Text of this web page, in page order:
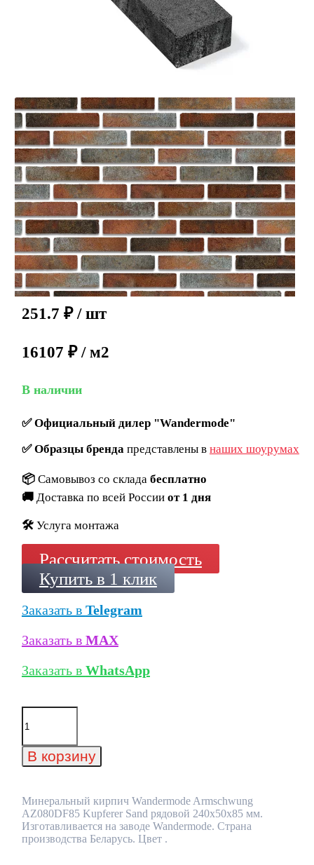
251.7 ₽ / шт
16107 ₽ / м2
В наличии
✅Официальный дилер "Wandermode"
✅Образцы брендапредставлены в наших шоурумах
📦 Самовывоз со склада бесплатно
🚚 Доставка по всей России от 1 дня
🛠️ Услуга монтажа
Рассчитать стоимость
Купить в 1 клик
Заказать в Telegram
Заказать в MAX
Заказать в WhatsApp
Количество
товара
кирпич
Wandermode
Kupferer
Sand
рядовой
240x50x85
В корзину
Минеральный кирпич Wandermode Armschwung
AZ080DF85 Kupferer Sand рядовой 240x50x85 мм.
Изготавливается на заводе Wandermode. Страна
производства Беларусь. Цвет .